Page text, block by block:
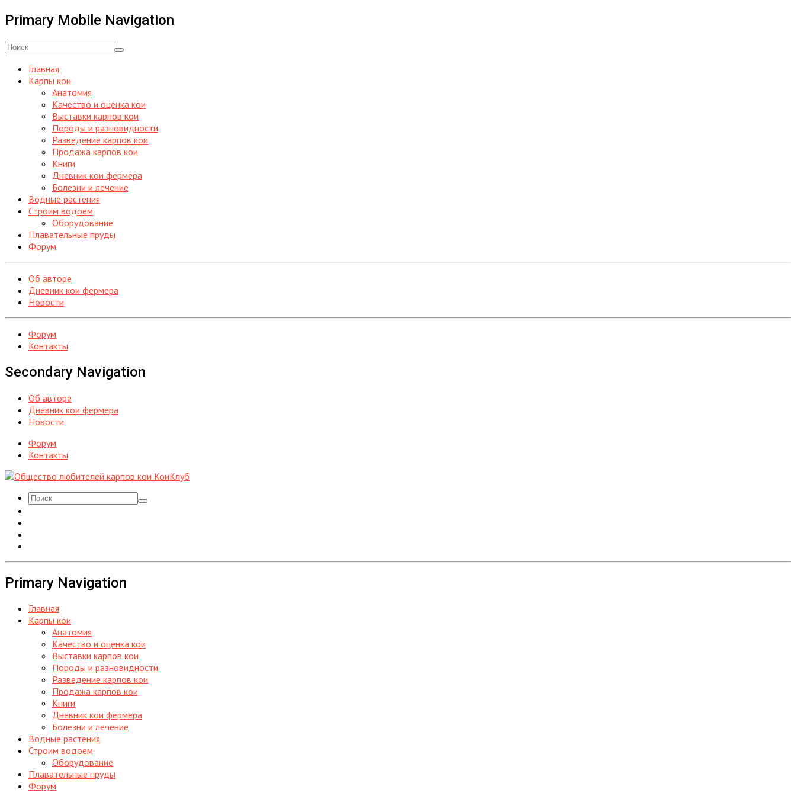
Primary Mobile Navigation
Главная
Карпы кои
Анатомия
Качество и оценка кои
Выставки карпов кои
Породы и разновидности
Разведение карпов кои
Продажа карпов кои
Книги
Дневник кои фермера
Болезни и лечение
Водные растения
Строим водоем
Оборудование
Плавательные пруды
Форум
Об авторе
Дневник кои фермера
Новости
Форум
Контакты
Secondary Navigation
Об авторе
Дневник кои фермера
Новости
Форум
Контакты
Primary Navigation
Главная
Карпы кои
Анатомия
Качество и оценка кои
Выставки карпов кои
Породы и разновидности
Разведение карпов кои
Продажа карпов кои
Книги
Дневник кои фермера
Болезни и лечение
Водные растения
Строим водоем
Оборудование
Плавательные пруды
Форум